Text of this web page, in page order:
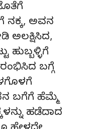
ನಕ್ಕ, ಅವನ
ಅಲಕ್ಷಿಸಿದ,
ಹುಬ್ಬಳ್ಳಿಗೆ
ಬಗ್ಗೆ
ಬಗೆಗೆ ಹೆಮ್ಮೆ
ಹಡೆದಾದ